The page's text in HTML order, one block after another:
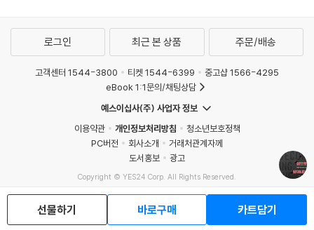
- 크리스 틸링 (『바울의 신적 기독론』 저자)
선물하기 바로구매 카트담기
로그인 최근 본 상품 주문/배송
고객센터 1544-3800 티켓 1544-6399
중고샵 1566-4295
eBook 1:1문의/채팅상담
예스이십사(주) 사업자 정보
이용약관
개인정보처리방침
청소년보호정책
PC버전
회사소개
거래처관계자께
도서홍보
광고
Copyright © YES24 Corp. All Rights Reserved.